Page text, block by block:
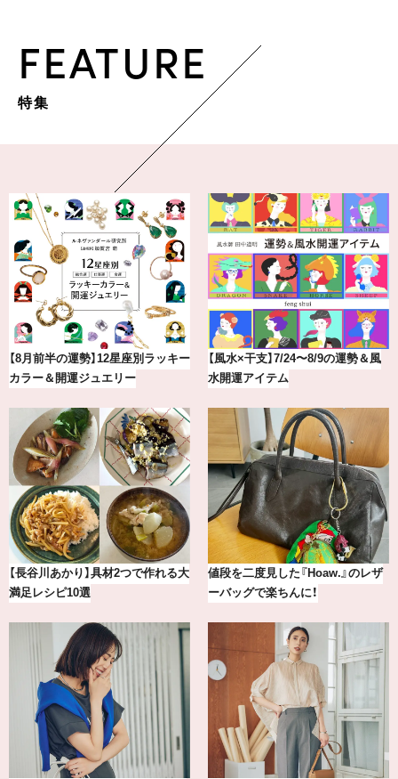
FEATURE
特集
最新版！東京都内のおしゃれな朝活
カフェ＆モーニング9選
冷凍宅配食【nosh-ナッシュ】で叶
える、がんばる私の「がん…
【2026年8月】鏡リュウジの12星座
別占い
【BAILA×OMO】ウオズミアミ描き
下ろし！金沢の旅リスト